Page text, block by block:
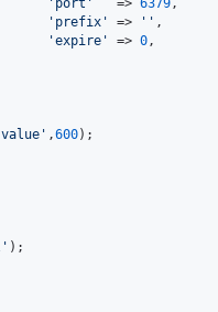
' prefix ' => '' ,
'expire ' => 0 ,
value ' ,600
'